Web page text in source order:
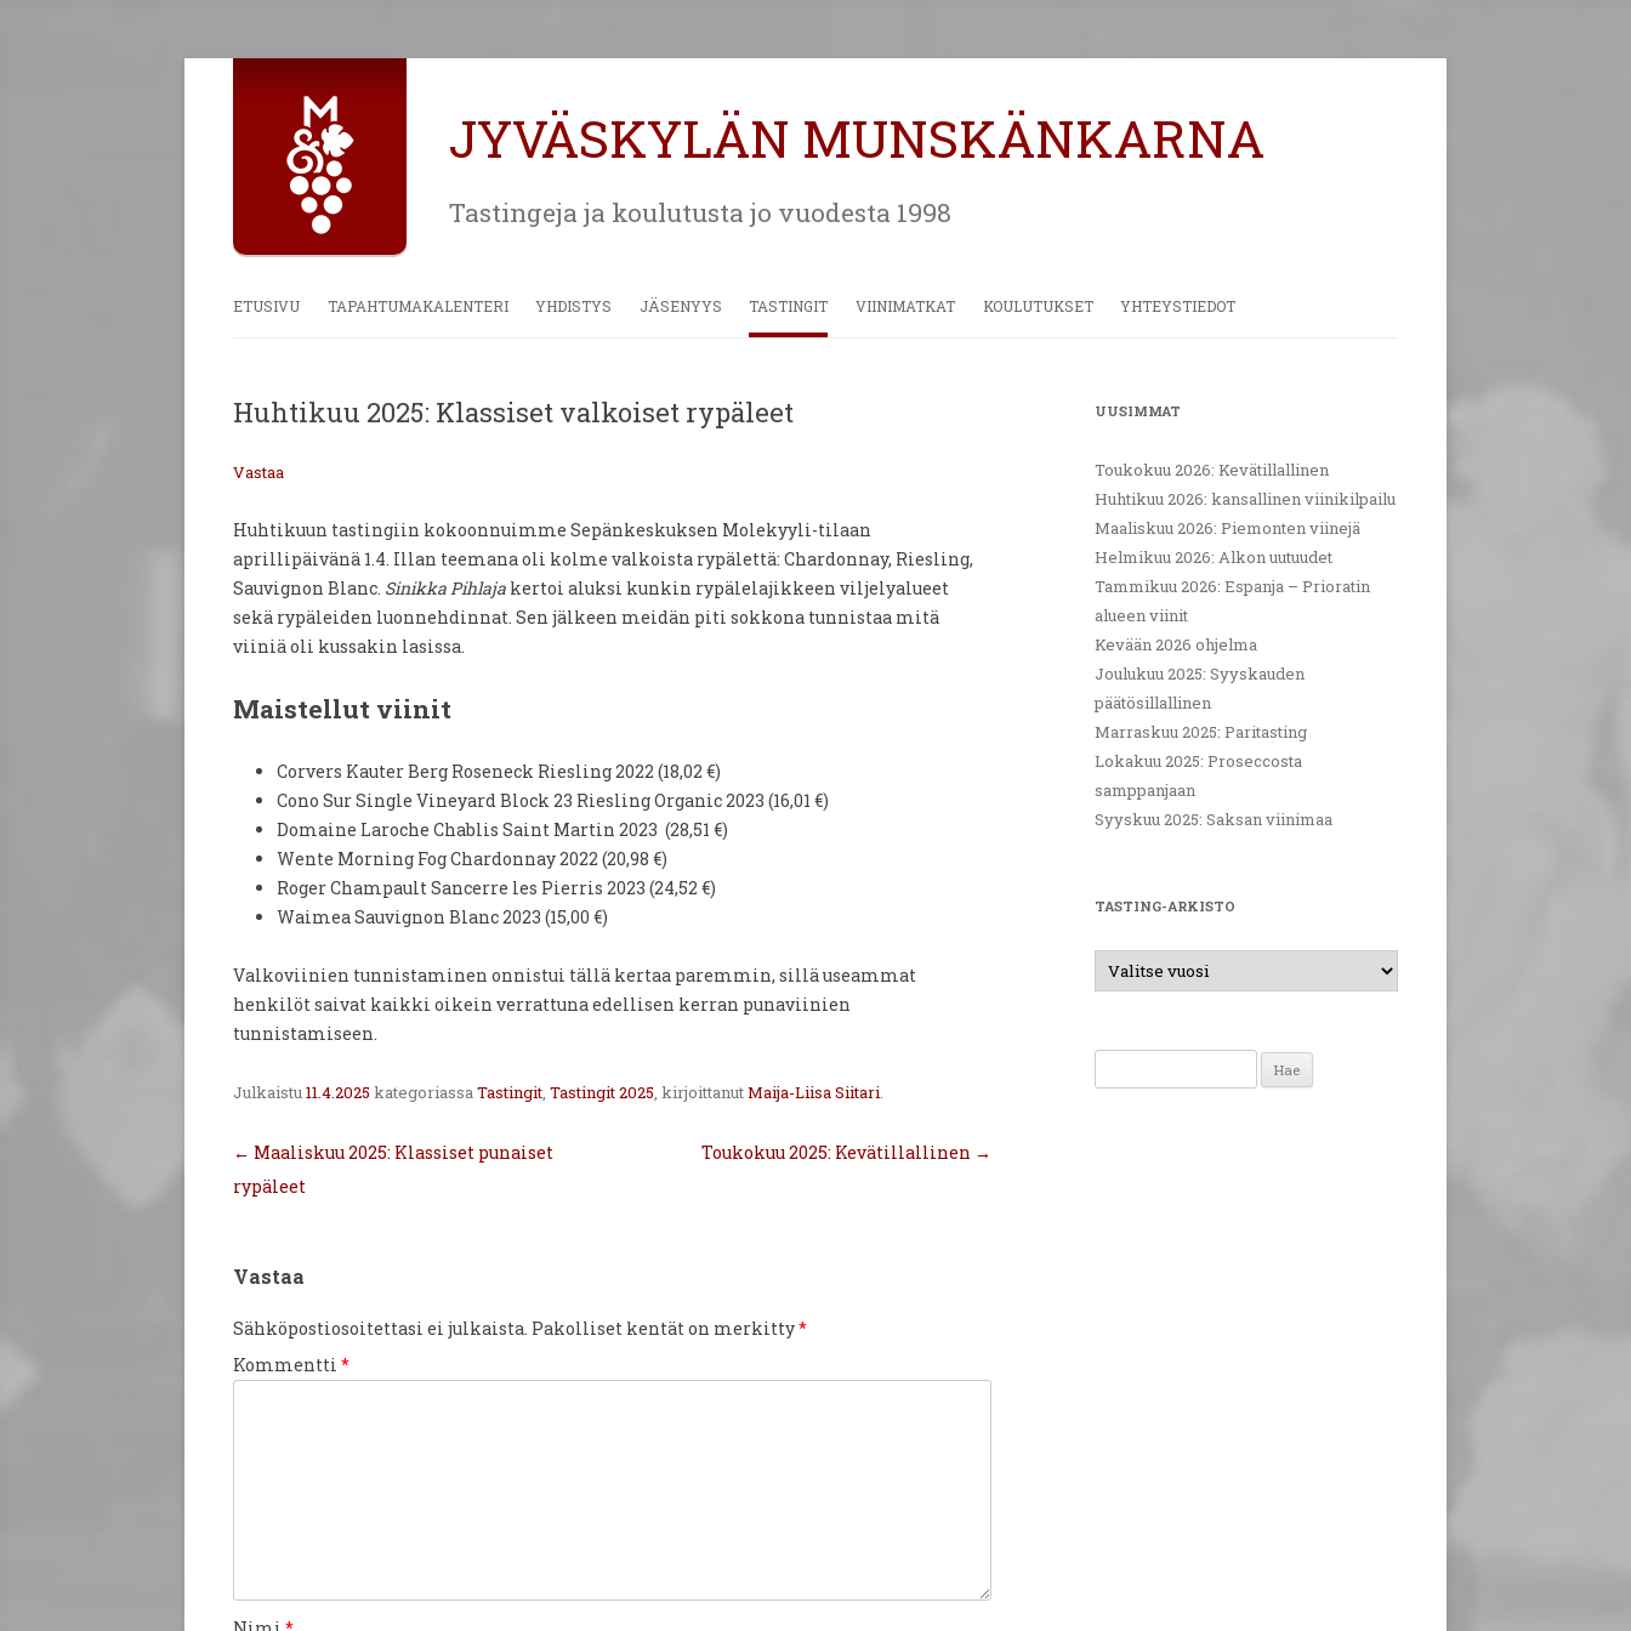
JYVÄSKYLÄN MUNSKÄNKARNA
Tastingeja ja koulutusta jo vuodesta 1998
ETUSIVU TAPAHTUMAKALENTERI YHDISTYS
SÄÄNNÖT
JÄSENYYS TASTINGIT VIINIMATKAT KOULUTUKSET YHTEYSTIEDOT
Huhtikuu 2025: Klassiset valkoiset rypäleet
Vastaa
Huhtikuun tastingiin kokoonnuimme Sepänkeskuksen Molekyyli-tilaan
aprillipäivänä 1.4. Illan teemana oli kolme valkoista rypälettä: Chardonnay, Riesling,
Sauvignon Blanc. Sinikka Pihlaja kertoi aluksi kunkin rypälelajikkeen viljelyalueet
sekä rypäleiden luonnehdinnat. Sen jälkeen meidän piti sokkona tunnistaa mitä
viiniä oli kussakin lasissa.
Maistellut viinit
Corvers Kauter Berg Roseneck Riesling 2022 (18,02 €)
Cono Sur Single Vineyard Block 23 Riesling Organic 2023 (16,01 €)
Domaine Laroche Chablis Saint Martin 2023 (28,51 €)
Wente Morning Fog Chardonnay 2022 (20,98 €)
Roger Champault Sancerre les Pierris 2023 (24,52 €)
Waimea Sauvignon Blanc 2023 (15,00 €)
Valkoviinien tunnistaminen onnistui tällä kertaa paremmin, sillä useammat
henkilöt saivat kaikki oikein verrattuna edellisen kerran punaviinien
tunnistamiseen.
Julkaistu11.4.2025 kategoriassaTastingit, Tastingit 2025, kirjoittanutMaija-Liisa Siitari.
Artikkelien
selaus
← Maaliskuu 2025: Klassiset punaiset
rypäleet
Toukokuu 2025: Kevätillallinen →
Vastaa
Sähköpostiosoitettasi ei julkaista. Pakolliset kentät on merkitty*
Kommentti *
UUSIMMAT
Toukokuu 2026: Kevätillallinen
Huhtikuu 2026: kansallinen viinikilpailu
Maaliskuu 2026: Piemonten viinejä
Helmikuu 2026: Alkon uutuudet
Tammikuu 2026: Espanja – Prioratin
alueen viinit
Kevään 2026 ohjelma
Joulukuu 2025: Syyskauden
päätösillallinen
Marraskuu 2025: Paritasting
Lokakuu 2025: Proseccosta
samppanjaan
Syyskuu 2025: Saksan viinimaa
TASTING-ARKISTO